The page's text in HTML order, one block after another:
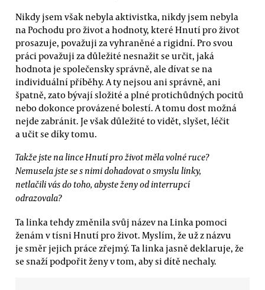
Nikdy jsem však nebyla aktivistka, nikdy jsem nebyla
na Pochodu pro život a hodnoty, které Hnutí pro život
prosazuje, považuji za vyhraněné a rigidní. Pro svou
práci považuji za důležité nesnažit se určit, jaká
hodnota je společensky správně, ale dívat se na
individuální příběhy. A ty nejsou ani správně, ani
špatně, zato bývají složité a plné protichůdných pocitů
nebo dokonce provázené bolestí. A tomu dost možná
nejde zabránit. Je však důležité to vidět, slyšet, léčit
a učit se díky tomu.
Takže jste na lince Hnutí pro život měla volné ruce?
Nemusela jste se s nimi dohadovat o smyslu linky,
netlačili vás do toho, abyste ženy od interrupcí
odrazovala?
Ta linka tehdy změnila svůj název na Linka pomoci
ženám v tísni Hnutí pro život. Myslím, že už z názvu
je směr jejich práce zřejmý. Ta linka jasně deklaruje, že
se snaží podpořit ženy v tom, aby si dítě nechaly.